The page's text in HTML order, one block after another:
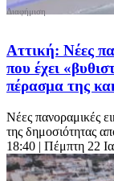
Αττική: Νέες
που έχει
πέρασμα της
Νέες πανοραμικές
της δημοσιότητας
18:40 | Πέμπτη 22